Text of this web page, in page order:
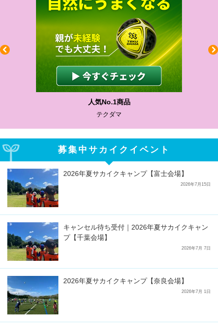
人気No.1商品
テクダマ
募集中サカイクイベント
2026年夏サカイクキャンプ【富士会場】
2026年7月15日
キャンセル待ち受付｜2026年夏サカイクキャン
プ【千葉会場】
2026年7月 7日
2026年夏サカイクキャンプ【奈良会場】
2026年7月 1日